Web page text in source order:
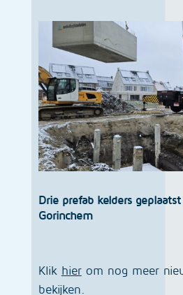
Drie prefab kelders
Gorinchem
Klik hierom nog meer
bekijken.